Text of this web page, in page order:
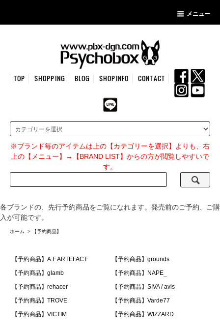
メニュー
TOP SHOPPING BLOG SHOPINFO CONTACT
※ブランド毎のアイテムは上の【カテゴリーを選択】よりも、右
上の【メニュー】→【BRAND LIST】からの方が閲覧しやすいで
す。
各ブランドの、先行予約商品をご覧になれます。発売前のご予約、ご購
入が可能です。
ホーム > 【予約商品】
【予約商品】A.F ARTEFACT
【予約商品】grounds
【予約商品】glamb
【予約商品】NAPE_
【予約商品】rehacer
【予約商品】SIVA / avis
【予約商品】TROVE
【予約商品】Varde77
【予約商品】VICTIM
【予約商品】WIZZARD